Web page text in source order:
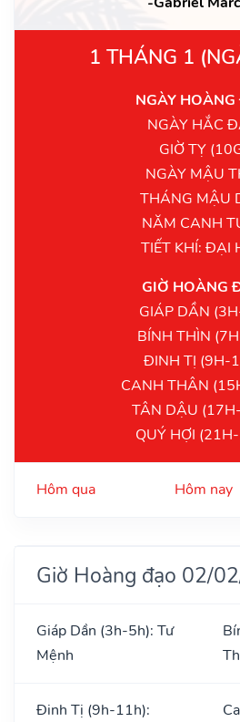
1 THÁNG 1
NGÀY
NGÀY HẮC
GIỜ TỴ
NGÀY MẬU
THÁNG MẬU
NĂM CANH
TIẾT KHÍ: ĐẠI
GIỜ HOÀNG
GIÁP DẦN
BÍNH THÌN
ĐINH TỊ (9H-
CANH THÂN
TÂN DẬU
QUÝ HỢI
Hôm qua Hôm nay
Giờ Hoàng đạo 02/
Giáp Dần (3h-5h): Tư
Mệnh
Đinh Tị (9h-11h):